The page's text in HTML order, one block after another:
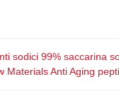
sodici 99% saccarina
Materials Anti Aging